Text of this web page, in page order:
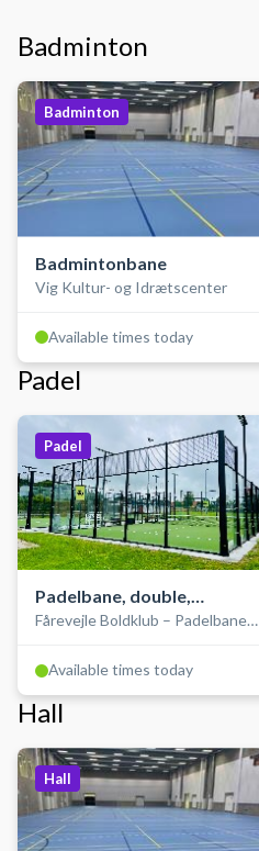
Badminton
Badminton
Badmintonbane
Vig Kultur- og Idrætscenter
Available times today
Padel
Padel
Padelbane, double,
udendørs
Fårevejle Boldklub – Padelbaner i
Available times today
Hall
Hall